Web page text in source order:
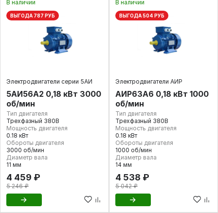
В наличии
ВЫГОДА 787 РУБ
Электродвигатели серии 5АИ
5АИ56А2 0,18 кВт 3000
об/мин
Тип двигателя
Трехфазный 380В
Мощность двигателя
0.18 кВт
Обороты двигателя
3000 об/мин
Диаметр вала
11 мм
4 459 ₽
5 246 ₽
В наличии
ВЫГОДА 504 РУБ
Электродвигатели АИР
АИР63А6 0,18 кВт 1000
об/мин
Тип двигателя
Трехфазный 380В
Мощность двигателя
0.18 кВт
Обороты двигателя
1000 об/мин
Диаметр вала
14 мм
4 538 ₽
5 042 ₽